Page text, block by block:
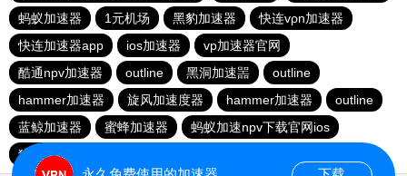
蚂蚁加速器
1元机场 黑豹加速器
快连vρn加速器
快连加速器app
ios加速器
vp加速器官网
酷通npv加速器
outline 黑洞加速噐
outline
hammer加速器
旋风加速度器 hammer加速器
outline
蓝鲸加速器
蜜蜂加速器
蚂蚁加速npv下载官网ios
猎豹加速器官网